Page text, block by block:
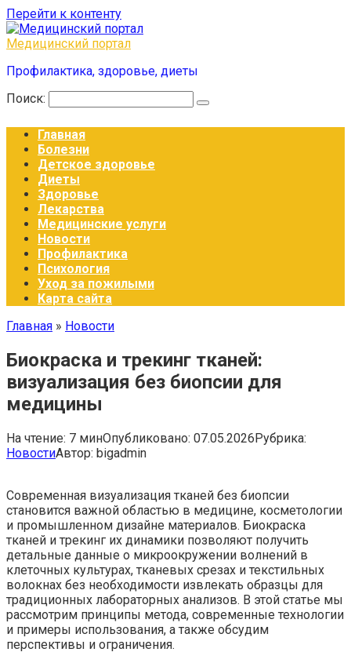
Перейти к контенту
Медицинский портал
Профилактика, здоровье, диеты
Поиск:
Главная
Болезни
Детское здоровье
Диеты
Здоровье
Лекарства
Медицинские услуги
Новости
Профилактика
Психология
Уход за пожилыми
Карта сайта
Главная » Новости
Биокраска и трекинг тканей:
визуализация без биопсии для
медицины
На чтение: 7 минОпубликовано: 07.05.2026Рубрика:
НовостиАвтор: bigadmin
Современная визуализация тканей без биопсии
становится важной областью в медицине, косметологии
и промышленном дизайне материалов. Биокраска
тканей и трекинг их динамики позволяют получить
детальные данные о микроокружении волнений в
клеточных культурах, тканевых срезах и текстильных
волокнах без необходимости извлекать образцы для
традиционных лабораторных анализов. В этой статье мы
рассмотрим принципы метода, современные технологии
и примеры использования, а также обсудим
перспективы и ограничения.